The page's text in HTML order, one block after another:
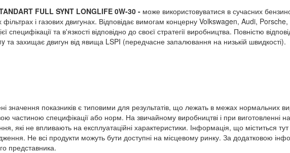
FULL SYNT LONGLIFE0W-30 - може використовуватися в сучасних
і газових двигунах. Відповідає вимогам концернуVolkswagen, Audi, Porsche,
специфікації та в'язкості відповідно до своєї стратегії виробництва. Повністю
та захищає двигун від явища LSPI (передчасне запалювання на низькій швидкості).
значення показників є типовими для результатів, що лежать в межах нормальних
частиною специфікації або норм. На звичайному виробництві і при виготовленні
які не впливають на експлуатаційні характеристики. Інформація, що міститься
Не всі продукти можуть бути доступні на місцевому ринку. За додатковою
представника.